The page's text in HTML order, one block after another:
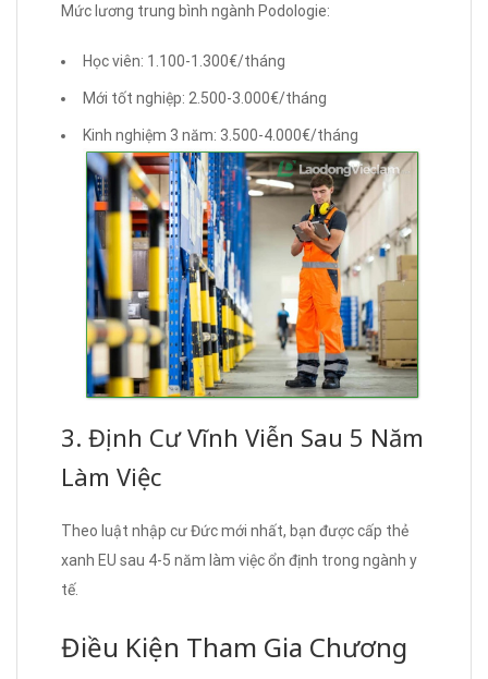
Mức lương trung bình ngành Podologie:
Học viên: 1.100-1.300€/tháng
Mới tốt nghiệp: 2.500-3.000€/tháng
Kinh nghiệm 3 năm: 3.500-4.000€/tháng
3. Định Cư Vĩnh Viễn Sau 5 Năm
Làm Việc
Theo luật nhập cư Đức mới nhất, bạn được cấp thẻ
xanh EU sau 4-5 năm làm việc ổn định trong ngành y
tế.
Điều Kiện Tham Gia Chương